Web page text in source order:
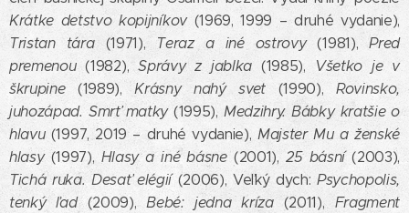
Krátke detstvo kopijníkov(1969, 1999 – druhé vydanie),
Tristan tára(1971),Teraz a iné ostrovy(1981),Pred
premenou(1982),Správy z jablka (1985),
Všetko je v
škrupine(1989),Krásny nahý svet(1990), Rovinsko,
juhozápad. Smrť matky(1995), Medzihry. Bábky kratšie o
hlavu(1997, 2019 – druhé vydanie), Majster Mu a ženské
hlasy(1997), Hlasy a iné básne(2001),25 básní(2003),
Tichá ruka. Desať elégií(2006), Veľký dych: Psychopolis,
tenký ľad(2009),Bebé: jedna kríza(2011), Fragment